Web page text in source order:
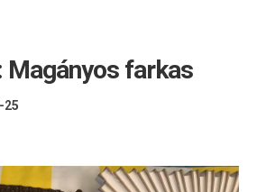
Magányos farkas
25